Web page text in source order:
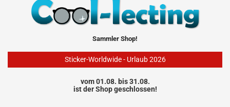
Sammler Shop!
Sticker-Worldwide - Urlaub 2026
vom 01.08. bis 31.08.
ist der Shop geschlossen!